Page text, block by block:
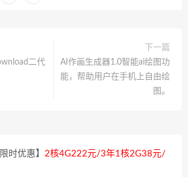
二代
下一篇
AI作画生成器1.0智能ai绘图功
能，帮助用户在手机上自由绘
图。
时优惠】 2核4G222元/3年1核2G38元/